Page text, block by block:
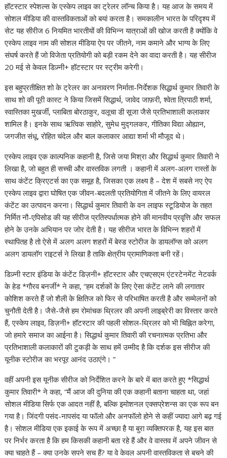
हॉटस्टार स्पेशल्स के एस्केप लाइव का ट्रेलर लॉन्च किया है। यह आज के समय में
सोशल मीडिया की वास्तविकताओं को बयां करता है। समकालीन भारत के परिदृश्य में
सेट यह सीरीज 6 नियमित भारतीयों की विभिन्न यात्राओं की खोज करती है क्योंकि वे
एस्केप लाइव नाम की सोशल मीडिया ऐप पर जीतने, नाम कमाने और भाग्य के लिए
संघर्ष करते हैं जो विजेता प्रतियोगी को बड़ी रकम देने का वादा करती है। यह सीरीज
20 मई से केवल डिज़्नी+ हॉटस्टार पर स्ट्रीम करेगी।
इस बहुप्रतीक्षित शो के ट्रेलर का अनावरण निर्माता-निर्देशक सिद्धार्थ कुमार तिवारी के
साथ शो की पूरी कास्ट ने किया जिसमें सिद्धार्थ, जावेद जाफ़री, श्वेता त्रिपाठी शर्मा,
स्वास्तिका मुखर्जी, प्लाबिता बोरठाकुर, वलूचा डी सूजा जैसे प्रतिभाशाली कलाकार
शामिल है। इनके साथ ऋत्विक साहोरे, सुमेध मुद्गलकर, गीतिका विद्या ओह्यान,
जगजीत संधू, रोहित चंदेल और बाल कलाकार आद्या शर्मा भी मौजूद थे।
एस्केप लाइव एक काल्पनिक कहानी है, जिसे जया मिश्रा और सिद्धार्थ कुमार तिवारी ने
लिखा है, जो बहुत ही सच्ची और वास्तविक लगती । कहानी में अलग-अलग रास्तों के
साथ कंटेंट क्रिएटर्स का एक समूह है, जिसका एक लक्ष्य है – देश में सबसे नए ऐप
एस्केप लाइव द्वारा घोषित एक जीवन-बदलती प्रतियोगिता में जीतने के लिए वायरल
कंटेंट का उत्पादन करना। सिद्धार्थ कुमार तिवारी के वन लाइफ स्टूडियोज के तहत
निर्मित नौ-एपिसोड की यह सीरीज प्रतिस्पर्धात्मक होने की मानवीय प्रवृत्ति और सफल
होने के उनके अभियान पर जोर देती है। यह सीरीज भारत के विभिन्न शहरों में
स्थापितह है तो ऐसे में अलग अलग शहरों में बेस्ड स्टोरीज के डायलॉग्स को अलग
अलग डायलॉग राइटर्स ने लिखा है ताकि क्षेत्रीय प्रामाणिकता बनी रहें।
डिज़्नी स्टार इंडिया के कंटेंट डिज़नी+ हॉटस्टार और एचएसएम एंटरटेनमेंट नेटवर्क
के हेड *गौरव बनर्जी* ने कहा, “हम दर्शकों के लिए ऐसा कंटेंट लाने की लगातार
कोशिश करते हैं जो शैली के क्षितिज को फिर से परिभाषित करती है और सम्मेलनों को
चुनौती देती है। जैसे-जैसे हम रोमांचक थ्रिलर की अपनी लाइब्रेरी का विस्तार करते
हैं, एस्केप लाइव, डिज़नी+ हॉटस्टार की पहली सोशल-थ्रिलर को भी चिह्नित करेगा,
जो हमारे समाज का आईना है। सिद्धार्थ कुमार तिवारी की रचनात्मक प्रतिभा और
प्रतिभाशाली कलाकारों की टुकड़ी के साथ हमें उम्मीद है कि दर्शक इस सीरीज की
यूनीक स्टोरीज का भरपूर आनंद उठाएंगे। ”
वहीं अपनी इस यूनीक सीरीज को निर्देशित करने के बारे में बात करते हुए *सिद्धार्थ
कुमार तिवारी* ने कहा, “मैं आज की दुनिया की एक कहानी बताना चाहता था, जहां
सोशल मीडिया सिर्फ एक आदत नहीं है, बल्कि इमोशनल एक्सप्रेशन्स का एक रूप बन
गया है। जिंदगी पसंद-नापसंद या फॉलो और अनफॉलो होने से कहीं ज्यादा आगे बढ़ गई
है। सोशल मीडिया एक इकाई के रूप में अच्छा है या बुरा व्यक्तिपरक है, यह इस बात
पर निर्भर करता है कि हम किसकी कहानी बता रहे हैं और वे वास्तव में अपने जीवन से
क्या चाहते हैं – क्या उनके सपने सच हैं? या वे केवल अपनी वास्तविकता से बचने की